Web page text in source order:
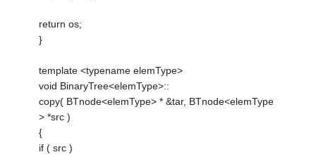
return os;
}
template <typename elemType>
void BinaryTree<elemType>::
copy( BTnode<elemType> * &tar, BTnode<elemType
> *src )
{
if ( src )